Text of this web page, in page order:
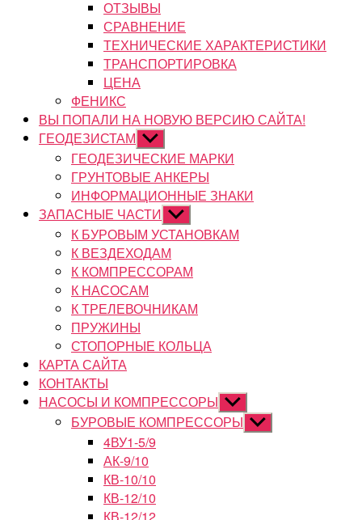
ОТЗЫВЫ
СРАВНЕНИЕ
ТЕХНИЧЕСКИЕ ХАРАКТЕРИСТИКИ
ТРАНСПОРТИРОВКА
ЦЕНА
ФЕНИКС
ВЫ ПОПАЛИ НА НОВУЮ ВЕРСИЮ САЙТА!
ГЕОДЕЗИСТАМ Показывать
подменю
ГЕОДЕЗИЧЕСКИЕ МАРКИ
ГРУНТОВЫЕ АНКЕРЫ
ИНФОРМАЦИОННЫЕ ЗНАКИ
ЗАПАСНЫЕ ЧАСТИ Показывать
подменю
К БУРОВЫМ УСТАНОВКАМ
К ВЕЗДЕХОДАМ
К КОМПРЕССОРАМ
К НАСОСАМ
К ТРЕЛЕВОЧНИКАМ
ПРУЖИНЫ
СТОПОРНЫЕ КОЛЬЦА
КАРТА САЙТА
КОНТАКТЫ
НАСОСЫ И КОМПРЕССОРЫ Показывать
подменю
БУРОВЫЕ КОМПРЕССОРЫ Показывать
подменю
4ВУ1-5/9
АК-9/10
КВ-10/10
КВ-12/10